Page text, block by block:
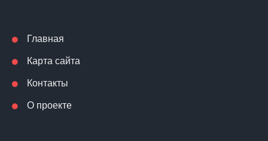
Главная
Карта сайта
Контакты
О проекте